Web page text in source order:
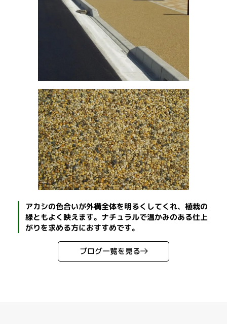
アカシの色合いが外構全体を明るくしてくれ、植栽の
緑ともよく映えます。ナチュラルで温かみのある仕上
がりを求める方におすすめです。
ブログ一覧を見る